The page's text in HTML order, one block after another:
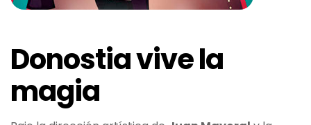
Donostia vive la
magia